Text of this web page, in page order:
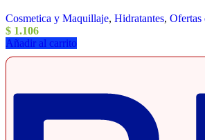
Cosmetica y Maquillaje, Hidratantes, Ofertas
$ 1.106
Añadir al carrito